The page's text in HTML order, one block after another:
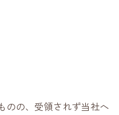
のの、受領されず当社へ